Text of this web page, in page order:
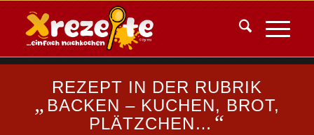
REZEPT IN DER RUBRIK
„ BACKEN – KUCHEN, BROT,
PLÄTZCHEN… “